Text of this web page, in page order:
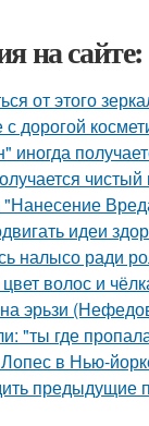
на сайте:
от этого
дорогой
"Нанесение
идеи
налысо ради
волос и
эрьзи
"ты где
в Нью-йорке